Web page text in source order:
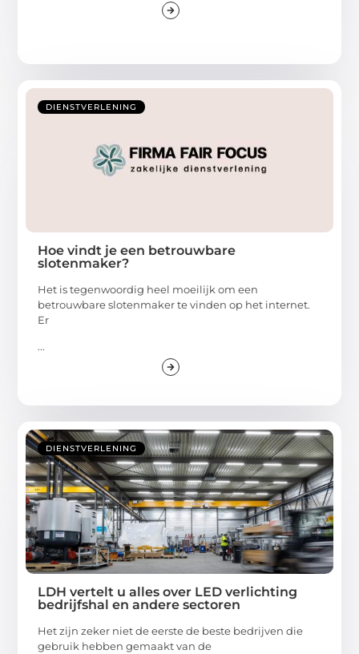
DIENSTVERLENING
Hoe vindt je een betrouwbare
slotenmaker?
Het is tegenwoordig heel moeilijk om een
betrouwbare slotenmaker te vinden op het internet.
Er
...
DIENSTVERLENING
LDH vertelt u alles over LED verlichting
bedrijfshal en andere sectoren
Het zijn zeker niet de eerste de beste bedrijven die
gebruik hebben gemaakt van de